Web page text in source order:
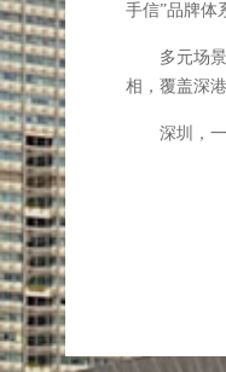
手信”品牌体
多元场景定
相，覆盖深
深圳，一